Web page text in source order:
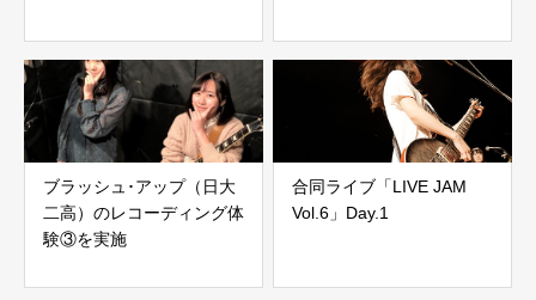
ブラッシュ･アップ（日大
二高）のレコーディング体
験③を実施
合同ライブ「LIVE JAM
Vol.6」Day.1